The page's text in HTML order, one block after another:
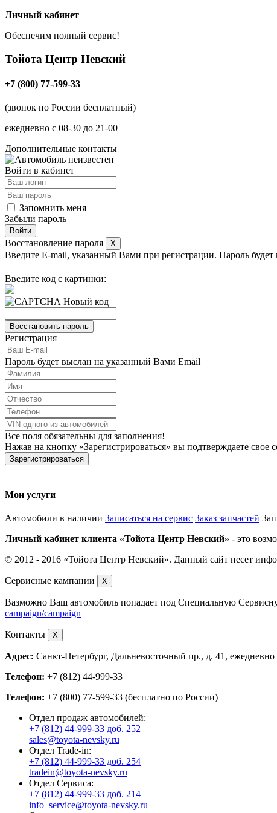
Личный кабинет
Обеспечим полный сервис!
Тойота Центр Невский
+7 (800) 77-599-33
(звонок по России бесплатный)
ежедневно с 08-30 до 21-00
Дополнительные контакты
Войти в кабинет
Запомнить меня
Забыли пароль
Восстановление пароля X
Введите E-mail, указанный Вами при регистрации. Пароль
Введите код с картинки:
Новый код
Регистрация
Пароль будет выслан на указанный Вами Email
Все поля обязательны для заполнения!
Нажав на кнопку
Зарегистрироваться вы подтверждаете свое
Мои услуги
Автомобили в наличии Записаться на сервис Заказ запчастей
Личный кабинет клиента
Тойота Центр Невский
- это
© 2012 - 2016
Тойота Центр Невский . Данный сайт несет
Сервисные кампании X
Вазможно Ваш автомобиль попадает под Специальную
campaign/campaign
Контакты X
Адрес: Санкт-Петербург, Дальневосточный пр., д. 41, ежедневно
Телефон: +7 (812) 44-999-33
Телефон: +7 (800) 77-599-33 (бесплатно по России)
Отдел продаж автомобилей:
+7 (812) 44-999-33 доб. 252
sales@toyota-nevsky.ru
Отдел Trade-in:
+7 (812) 44-999-33 доб. 254
tradein@toyota-nevsky.ru
Отдел Сервиса:
+7 (812) 44-999-33 доб. 214
info_service@toyota-nevsky.ru